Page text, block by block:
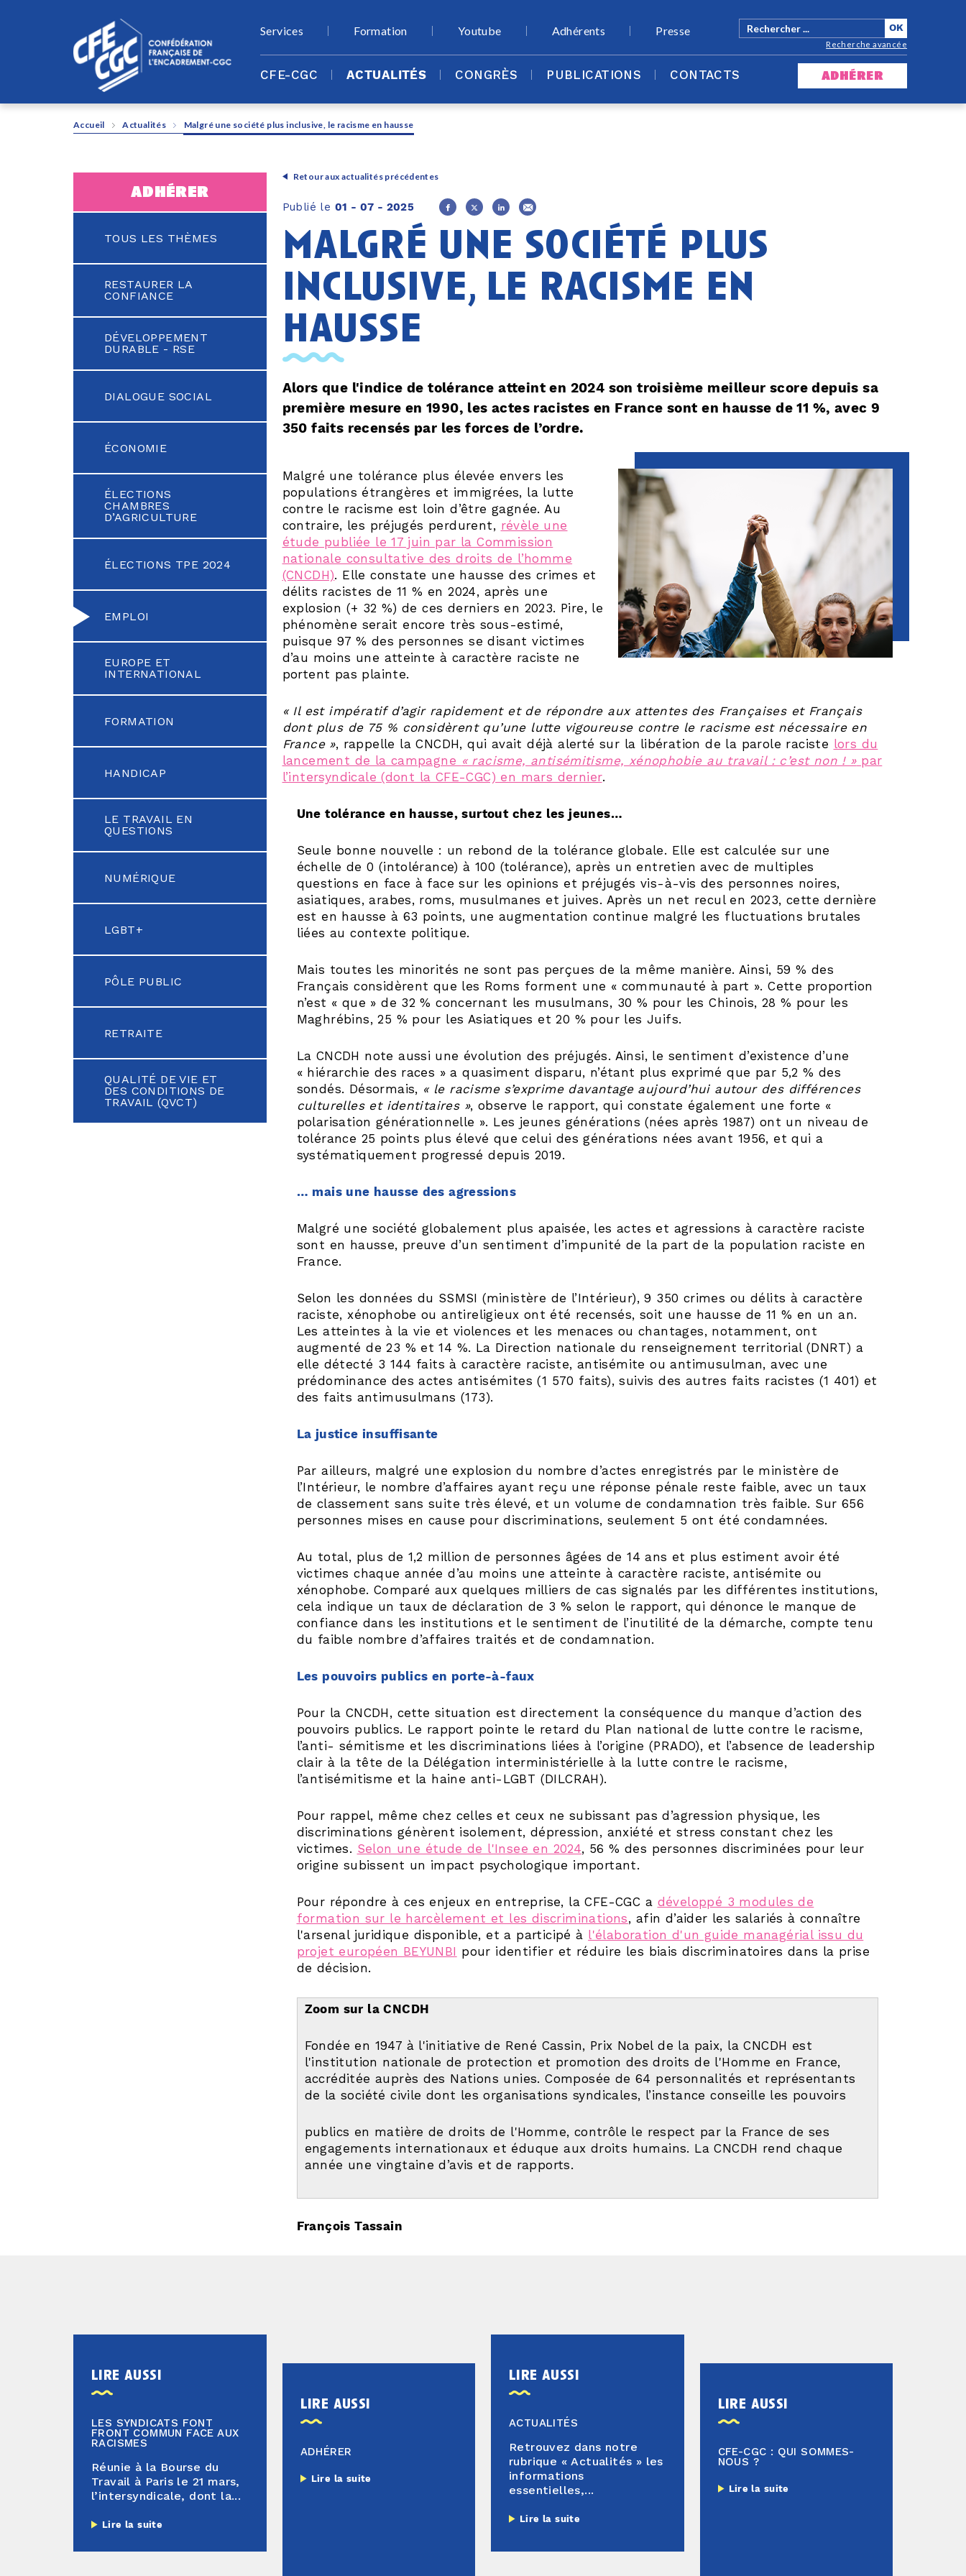
Recherche avancée
CFE-CGC ACTUALITÉS CONGRÈS PUBLICATIONS CONTACTS adhérer
Services Formation Youtube Adhérents Presse
Accueil Actualités Malgré une société plus inclusive, le racisme en hausse
adhérer
TOUS LES THÈMES
RESTAURER LA
CONFIANCE
DÉVELOPPEMENT
DURABLE - RSE
DIALOGUE SOCIAL
ÉCONOMIE
ÉLECTIONS
CHAMBRES
D’AGRICULTURE
ÉLECTIONS TPE 2024
EMPLOI
EUROPE ET
INTERNATIONAL
FORMATION
HANDICAP
LE TRAVAIL EN
QUESTIONS
NUMÉRIQUE
LGBT+
PÔLE PUBLIC
RETRAITE
QUALITÉ DE VIE ET
DES CONDITIONS DE
TRAVAIL (QVCT)
Retour aux actualités précédentes
Publié le 01 - 07 - 2025
malgré une société plus
inclusive, le racisme en
hausse
Alors que l'indice de tolérance atteint en 2024 son troisième meilleur score depuis sa
première mesure en 1990, les actes racistes en France sont en hausse de 11 %, avec 9
350 faits recensés par les forces de l’ordre.
Malgré une tolérance plus élevée envers les
populations étrangères et immigrées, la lutte
contre le racisme est loin d’être gagnée. Au
contraire, les préjugés perdurent, révèle une
étude publiée le 17 juin par la Commission
nationale consultative des droits de l’homme
(CNCDH). Elle constate une hausse des crimes et
délits racistes de 11 % en 2024, après une
explosion (+ 32 %) de ces derniers en 2023. Pire, le
phénomène serait encore très sous-estimé,
puisque 97 % des personnes se disant victimes
d’au moins une atteinte à caractère raciste ne
portent pas plainte.
« Il est impératif d’agir rapidement et de répondre aux attentes des Françaises et Français
dont plus de 75 % considèrent qu’une lutte vigoureuse contre le racisme est nécessaire en
France », rappelle la CNCDH, qui avait déjà alerté sur la libération de la parole raciste lors du
lancement de la campagne « racisme, antisémitisme, xénophobie au travail : c’est non ! »par
l’intersyndicale (dont la CFE-CGC) en mars dernier.
Une tolérance en hausse, surtout chez les jeunes…
Seule bonne nouvelle : un rebond de la tolérance globale. Elle est calculée sur une
échelle de 0 (intolérance) à 100 (tolérance), après un entretien avec de multiples
questions en face à face sur les opinions et préjugés vis-à-vis des personnes noires,
asiatiques, arabes, roms, musulmanes et juives. Après un net recul en 2023, cette dernière
est en hausse à 63 points, une augmentation continue malgré les fluctuations brutales
liées au contexte politique.
Mais toutes les minorités ne sont pas perçues de la même manière. Ainsi, 59 % des
Français considèrent que les Roms forment une « communauté à part ». Cette proportion
n’est « que » de 32 % concernant les musulmans, 30 % pour les Chinois, 28 % pour les
Maghrébins, 25 % pour les Asiatiques et 20 % pour les Juifs.
La CNCDH note aussi une évolution des préjugés. Ainsi, le sentiment d’existence d’une
« hiérarchie des races » a quasiment disparu, n’étant plus exprimé que par 5,2 % des
sondés. Désormais, « le racisme s’exprime davantage aujourd’hui autour des différences
culturelles et identitaires », observe le rapport, qui constate également une forte «
polarisation générationnelle ». Les jeunes générations (nées après 1987) ont un niveau de
tolérance 25 points plus élevé que celui des générations nées avant 1956, et qui a
systématiquement progressé depuis 2019.
… mais une hausse des agressions
Malgré une société globalement plus apaisée, les actes et agressions à caractère raciste
sont en hausse, preuve d’un sentiment d’impunité de la part de la population raciste en
France.
Selon les données du SSMSI (ministère de l’Intérieur), 9 350 crimes ou délits à caractère
raciste, xénophobe ou antireligieux ont été recensés, soit une hausse de 11 % en un an.
Les atteintes à la vie et violences et les menaces ou chantages, notamment, ont
augmenté de 23 % et 14 %. La Direction nationale du renseignement territorial (DNRT) a
elle détecté 3 144 faits à caractère raciste, antisémite ou antimusulman, avec une
prédominance des actes antisémites (1 570 faits), suivis des autres faits racistes (1 401) et
des faits antimusulmans (173).
La justice insuffisante
Par ailleurs, malgré une explosion du nombre d’actes enregistrés par le ministère de
l’Intérieur, le nombre d’affaires ayant reçu une réponse pénale reste faible, avec un taux
de classement sans suite très élevé, et un volume de condamnation très faible. Sur 656
personnes mises en cause pour discriminations, seulement 5 ont été condamnées.
Au total, plus de 1,2 million de personnes âgées de 14 ans et plus estiment avoir été
victimes chaque année d’au moins une atteinte à caractère raciste, antisémite ou
xénophobe. Comparé aux quelques milliers de cas signalés par les différentes institutions,
cela indique un taux de déclaration de 3 % selon le rapport, qui dénonce le manque de
confiance dans les institutions et le sentiment de l’inutilité de la démarche, compte tenu
du faible nombre d’affaires traités et de condamnation.
Les pouvoirs publics en porte-à-faux
Pour la CNCDH, cette situation est directement la conséquence du manque d’action des
pouvoirs publics. Le rapport pointe le retard du Plan national de lutte contre le racisme,
l’anti- sémitisme et les discriminations liées à l’origine (PRADO), et l’absence de leadership
clair à la tête de la Délégation interministérielle à la lutte contre le racisme,
l’antisémitisme et la haine anti-LGBT (DILCRAH).
Pour rappel, même chez celles et ceux ne subissant pas d’agression physique, les
discriminations génèrent isolement, dépression, anxiété et stress constant chez les
victimes. Selon une étude de l'Insee en 2024, 56 % des personnes discriminées pour leur
origine subissent un impact psychologique important.
Pour répondre à ces enjeux en entreprise, la CFE-CGC a développé 3 modules de
formation sur le harcèlement et les discriminations, afin d’aider les salariés à connaître
l'arsenal juridique disponible, et a participé à l'élaboration d'un guide managérial issu du
projet européen BEYUNBI pour identifier et réduire les biais discriminatoires dans la prise
de décision.
Zoom sur la CNCDH
Fondée en 1947 à l'initiative de René Cassin, Prix Nobel de la paix, la CNCDH est
l'institution nationale de protection et promotion des droits de l'Homme en France,
accréditée auprès des Nations unies. Composée de 64 personnalités et représentants
de la société civile dont les organisations syndicales, l’instance conseille les pouvoirs
publics en matière de droits de l'Homme, contrôle le respect par la France de ses
engagements internationaux et éduque aux droits humains. La CNCDH rend chaque
année une vingtaine d’avis et de rapports.
François Tassain
lire aussi
LES SYNDICATS FONT
FRONT COMMUN FACE AUX
RACISMES
Réunie à la Bourse du
Travail à Paris le 21 mars,
l’intersyndicale, dont la...
Lire la suite
lire aussi
ADHÉRER
Lire la suite
lire aussi
ACTUALITÉS
Retrouvez dans notre
rubrique « Actualités » les
informations
essentielles,...
Lire la suite
lire aussi
CFE-CGC : QUI SOMMES-
NOUS ?
Lire la suite